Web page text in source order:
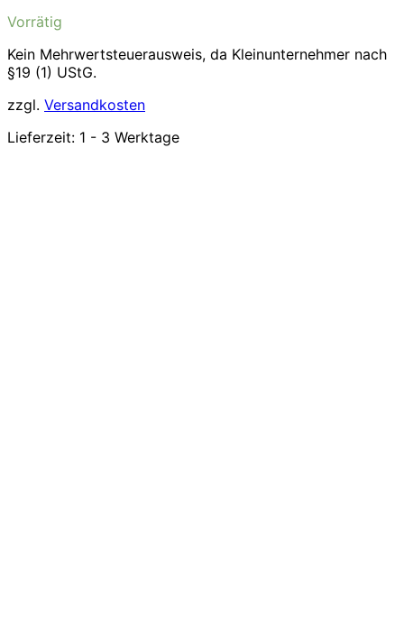
Vorrätig
Kein Mehrwertsteuerausweis, da Kleinunternehmer nach
§19 (1) UStG.
zzgl. Versandkosten
Lieferzeit: 1 - 3 Werktage